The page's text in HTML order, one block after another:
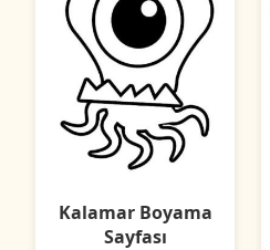
Kalamar Boyama
Sayfası